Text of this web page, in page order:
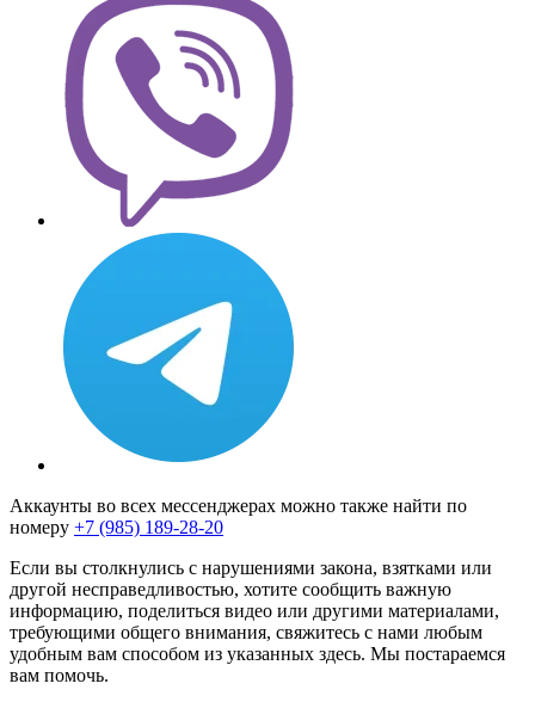
Аккаунты во всех мессенджерах можно также найти по
номеру +7 (985) 189-28-20
Если вы столкнулись с нарушениями закона, взятками или
другой несправедливостью, хотите сообщить важную
информацию, поделиться видео или другими материалами,
требующими общего внимания, свяжитесь с нами любым
удобным вам способом из указанных здесь. Мы постараемся
вам помочь.